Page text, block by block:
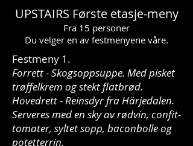
UPSTAIRS Første etasje-meny
Fra 15 personer
Du velger en av festmenyene våre.
Festmeny 1.
Forrett - Skogsoppsuppe. Med pisket
trøffelkrem og stekt flatbrød.
Hovedrett - Reinsdyr fra Härjedalen.
Serveres med en sky av rødvin, confit-
tomater, syltet sopp, baconbolle og
potetterrin.